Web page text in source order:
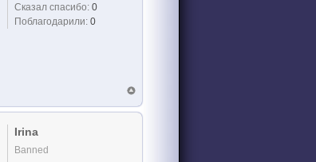
Сказал спасибо: 0
Поблагодарили: 0
Irina
Banned